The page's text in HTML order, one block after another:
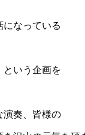
なっている
という企画を
演奏、皆様の